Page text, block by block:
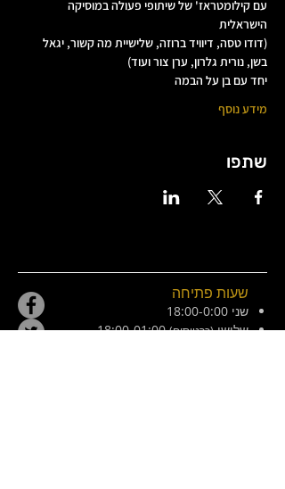
עם קילומטראז' של שיתופי פעולה במוסיקה
הישראלית
(דודו טסה, דיוויד ברוזה, שלישיית מה קשור, יגאל
בשן, נורית גלרון, ערן צור ועוד)
יחד עם בן על הבמה
מידע נוסף
שתפו
שעות פתיחה
שני 18:00-0:00
שלישי(כרטיסים)18:00-01:00